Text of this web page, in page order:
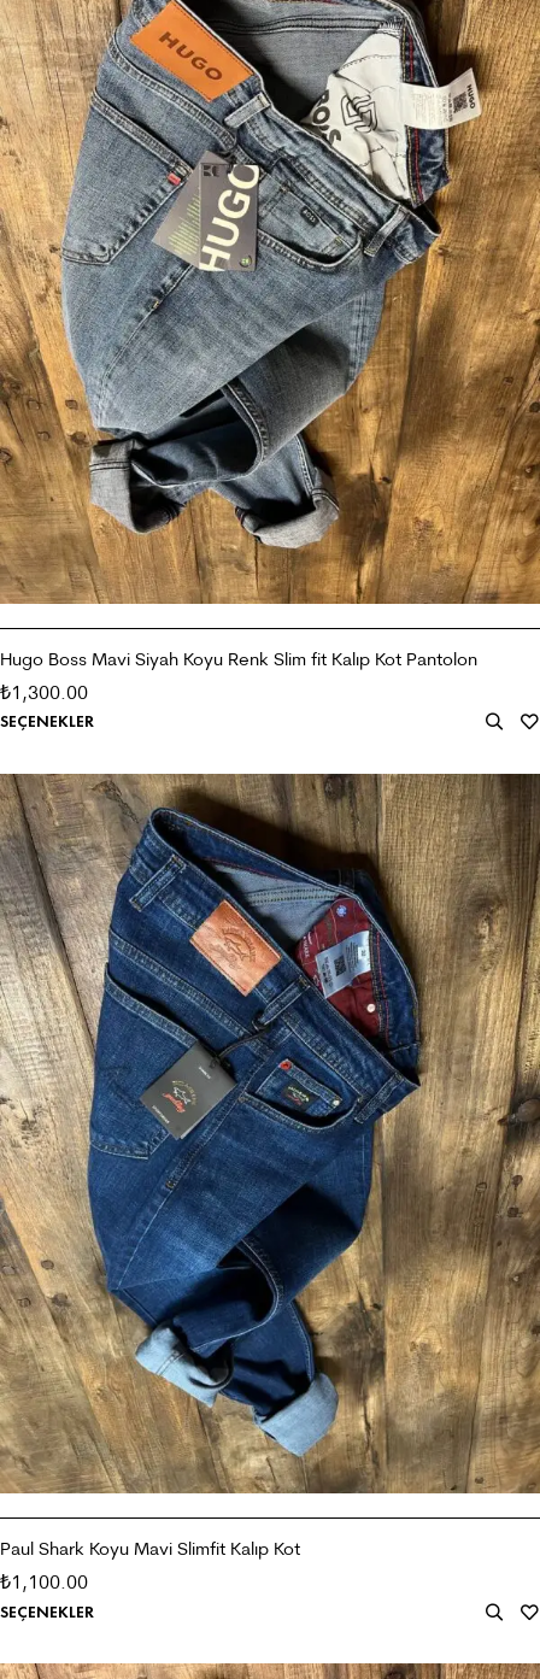
Hugo Boss Mavi Siyah Koyu Renk Slim fit Kalıp Kot Pantolon
₺1,300.00
SEÇENEKLER
Paul Shark Koyu Mavi Slimfit Kalıp Kot
₺1,100.00
SEÇENEKLER